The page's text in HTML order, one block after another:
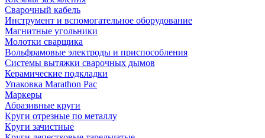
Сварочный кабель
Инструмент и вспомогательное оборудование
Магнитные угольники
Молотки сварщика
Вольфрамовые электроды и приспособления
Системы вытяжки сварочных дымов
Керамические подкладки
Упаковка Marathon Pac
Маркеры
Абразивные круги
Круги отрезные по металлу
Круги зачистные